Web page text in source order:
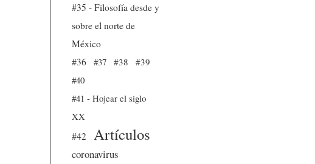
#35 - Filosofía desde y
sobre el norte de
México
#36
#37 #38
#39
#40
#41 - Hojear el siglo
XX
#42
Artículos
coronavirus